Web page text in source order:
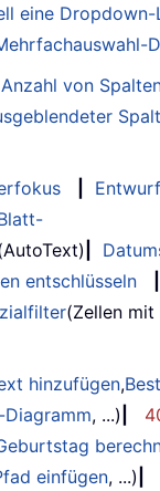
eine
von
Entwurf
entschlüsseln
(Zellen
hinzufügen,
, ...)
einfügen, ...)